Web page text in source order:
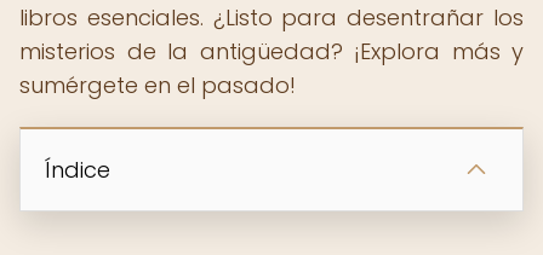
libros esenciales. ¿Listo para desentrañar los
misterios de la antigüedad? ¡Explora más y
sumérgete en el pasado!
Índice